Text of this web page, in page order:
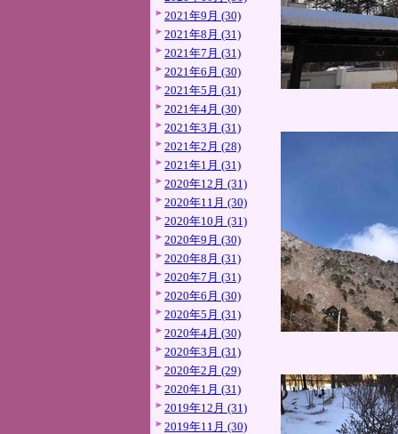
2021年9月 (30)
2021年8月 (31)
2021年7月 (31)
2021年6月 (30)
2021年5月 (31)
2021年4月 (30)
2021年3月 (31)
2021年2月 (28)
2021年1月 (31)
2020年12月 (31)
2020年11月 (30)
2020年10月 (31)
2020年9月 (30)
2020年8月 (31)
2020年7月 (31)
2020年6月 (30)
2020年5月 (31)
2020年4月 (30)
2020年3月 (31)
2020年2月 (29)
2020年1月 (31)
2019年12月 (31)
2019年11月 (30)